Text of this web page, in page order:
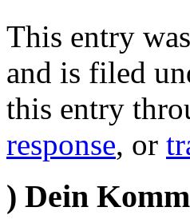
This entry
and is filed
this entry
response, or
) Dein